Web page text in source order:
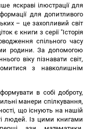
ілюстрації для
для допитливого
– це захопливий світ
є книги з серії "Історія
спільного часу
родини. За допомогою
віку пізнавати світ,
з навколишнім
в собі доброту,
манери спілкування,
що існують на нашій
людей. Із цими книгами